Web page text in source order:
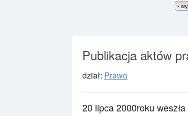
Publikacja aktów
dział: Prawo
20 lipca 2000roku